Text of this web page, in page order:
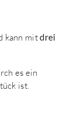
kann mitdrei
es ein
ist.